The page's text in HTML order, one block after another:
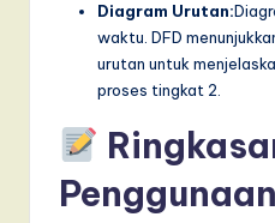
Diagram Urutan:
waktu. DFD
urutan untuk
proses tingkat 2.
Penggunaan